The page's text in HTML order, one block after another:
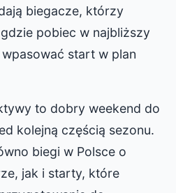
biegacze, którzy
pobiec w najbliższy
start w plan
to dobry weekend do
kolejną częścią sezonu.
biegi w Polsce o
jak i starty, które